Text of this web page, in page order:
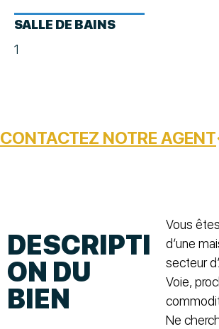
SALLE DE BAINS
1
CONTACTEZ NOTRE AGENT
DESCRIPTI
ON DU
BIEN
Vous
d’une
secteur
Voie,
Ne